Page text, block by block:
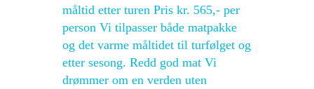
måltid etter turen Pris kr. 565,- per
person Vi tilpasser både matpakke
og det varme måltidet til turfølget og
etter sesong. Redd god mat Vi
drømmer om en verden uten